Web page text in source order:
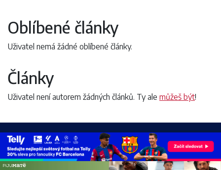
Oblíbené články
Uživatel nemá žádné oblíbené články.
Články
Uživatel není autorem žádných článků. Ty ale můžeš být!